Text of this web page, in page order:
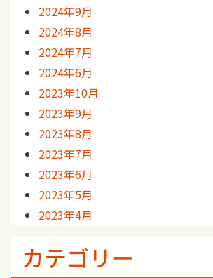
2024年9月
2024年8月
2024年7月
2024年6月
2023年10月
2023年9月
2023年8月
2023年7月
2023年6月
2023年5月
2023年4月
カテゴリー